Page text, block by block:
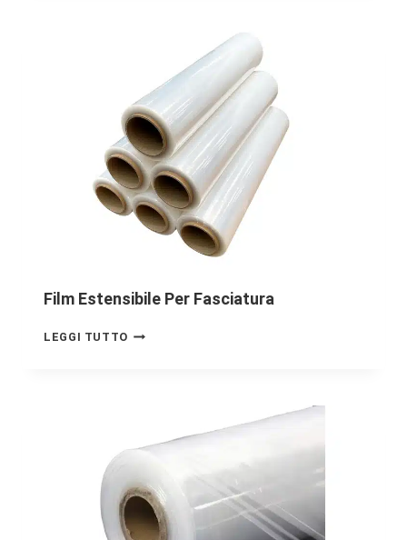
Film Estensibile Per Fasciatura
LEGGI TUTTO